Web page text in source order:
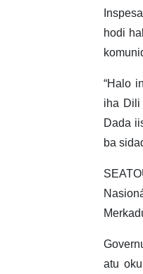
hodi
“Halo
iha Dili
Dada
ba
atu